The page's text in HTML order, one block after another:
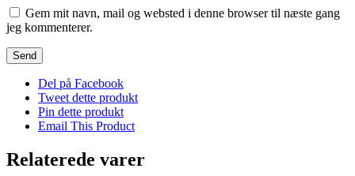
Gem mit navn, mail og websted i denne browser til næste gang
jeg kommenterer.
Del på Facebook
Tweet dette produkt
Pin dette produkt
Email This Product
Relaterede varer